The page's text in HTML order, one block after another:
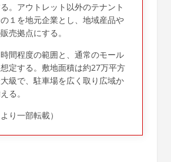
。アウトレット以外のテナント
１を地元企業とし、地域産品や
売拠点にする。
間程度の範囲と、通常のモール
定する。敷地面積は約27万平方
級で、駐車場を広く取り広域か
る。
り一部転載）